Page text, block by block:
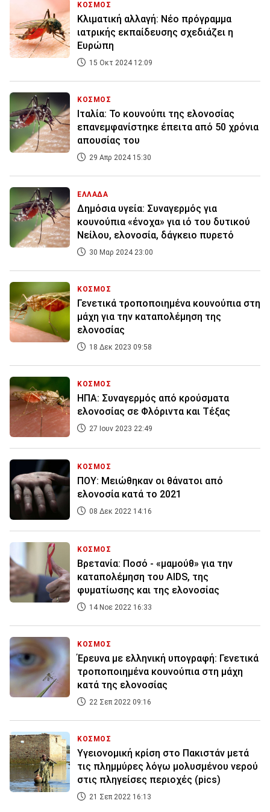
ΚΟΣΜΟΣ
Κλιματική αλλαγή: Νέο πρόγραμμα
ιατρικής εκπαίδευσης σχεδιάζει η
Ευρώπη
15 Οκτ 2024 12:09
ΚΟΣΜΟΣ
Ιταλία: Το κουνούπι της ελονοσίας
επανεμφανίστηκε έπειτα από 50 χρόνια
απουσίας του
29 Απρ 2024 15:30
ΕΛΛΑΔΑ
Δημόσια υγεία: Συναγερμός για
κουνούπια «ένοχα» για ιό του δυτικού
Νείλου, ελονοσία, δάγκειο πυρετό
30 Μαρ 2024 23:00
ΚΟΣΜΟΣ
Γενετικά τροποποιημένα κουνούπια στη
μάχη για την καταπολέμηση της
ελονοσίας
18 Δεκ 2023 09:58
ΚΟΣΜΟΣ
ΗΠΑ: Συναγερμός από κρούσματα
ελονοσίας σε Φλόριντα και Τέξας
27 Ιουν 2023 22:49
ΚΟΣΜΟΣ
ΠΟΥ: Μειώθηκαν οι θάνατοι από
ελονοσία κατά το 2021
08 Δεκ 2022 14:16
ΚΟΣΜΟΣ
Βρετανία: Ποσό - «μαμούθ» για την
καταπολέμηση του AIDS, της
φυματίωσης και της ελονοσίας
14 Νοε 2022 16:33
ΚΟΣΜΟΣ
Έρευνα με ελληνική υπογραφή: Γενετικά
τροποποιημένα κουνούπια στη μάχη
κατά της ελονοσίας
22 Σεπ 2022 09:16
ΚΟΣΜΟΣ
Υγειονομική κρίση στο Πακιστάν μετά
τις πλημμύρες λόγω μολυσμένου νερού
στις πληγείσες περιοχές (pics)
21 Σεπ 2022 16:13